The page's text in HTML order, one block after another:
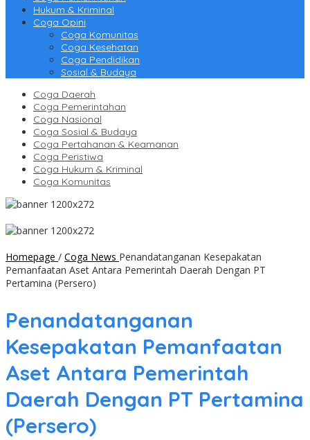
Hukum & Kriminal
Coga Opini
Coga Komunitas
Coga Kesehatan
Coga Pendidikan
Sosial & Budaya
Coga Daerah
Coga Pemerintahan
Coga Nasional
Coga Sosial & Budaya
Coga Pertahanan & Keamanan
Coga Peristiwa
Coga Hukum & Kriminal
Coga Komunitas
Homepage / Coga News Penandatanganan Kesepakatan
Pemanfaatan Aset Antara Pemerintah Daerah Dengan PT
Pertamina (Persero)
Penandatanganan
Kesepakatan Pemanfaatan
Aset Antara Pemerintah
Daerah Dengan PT Pertamina
(Persero)